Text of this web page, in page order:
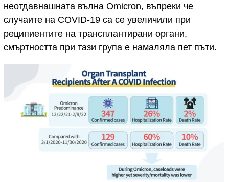
неотдавнашната вълна Omicron, въпреки че
случаите на COVID-19 са се увеличили при
реципиентите на трансплантирани органи,
смъртността при тази група е намаляла пет пъти.